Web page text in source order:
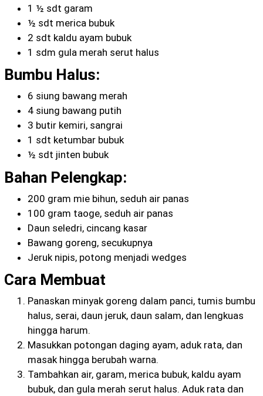
1 ½ sdt garam
½ sdt merica bubuk
2 sdt kaldu ayam bubuk
1 sdm gula merah serut halus
Bumbu Halus:
6 siung bawang merah
4 siung bawang putih
3 butir kemiri, sangrai
1 sdt ketumbar bubuk
½ sdt jinten bubuk
Bahan Pelengkap:
200 gram mie bihun, seduh air panas
100 gram taoge, seduh air panas
Daun seledri, cincang kasar
Bawang goreng, secukupnya
Jeruk nipis, potong menjadi wedges
Cara Membuat
Panaskan minyak goreng dalam panci, tumis bumbu
halus, serai, daun jeruk, daun salam, dan lengkuas
hingga harum.
Masukkan potongan daging ayam, aduk rata, dan
masak hingga berubah warna.
Tambahkan air, garam, merica bubuk, kaldu ayam
bubuk, dan gula merah serut halus. Aduk rata dan